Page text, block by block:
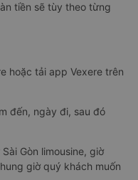
tiền sẽ tùy theo từng
hoặc tải app Vexere trên
đến, ngày đi, sau đó
Gòn limousine, giờ
giờ quý khách muốn